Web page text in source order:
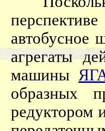
автобусное
агрегаты
машины
образных
редуктором